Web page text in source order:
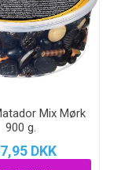
Mix Mørk
900 g.
DKK